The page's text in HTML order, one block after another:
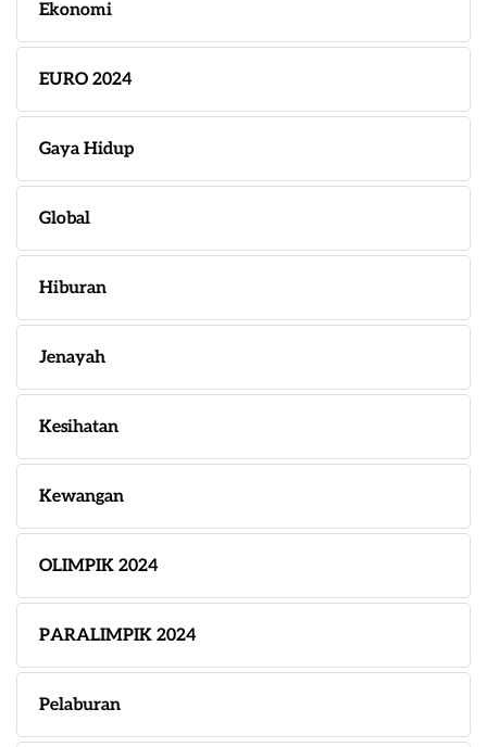
Ekonomi
EURO 2024
Gaya Hidup
Global
Hiburan
Jenayah
Kesihatan
Kewangan
OLIMPIK 2024
PARALIMPIK 2024
Pelaburan